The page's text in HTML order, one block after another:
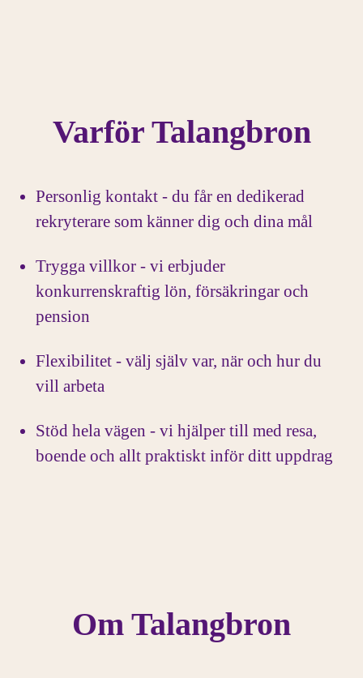
Varför Talangbron
Personlig kontakt - du får en dedikerad
rekryterare som känner dig och dina mål
Trygga villkor - vi erbjuder
konkurrenskraftig lön, försäkringar och
pension
Flexibilitet - välj själv var, när och hur du
vill arbeta
Stöd hela vägen - vi hjälper till med resa,
boende och allt praktiskt inför ditt uppdrag
Om Talangbron